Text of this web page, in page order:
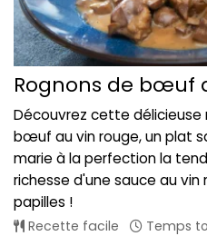
Rognons de bœuf
Découvrez cette
bœuf au vin rouge, un plat
marie à la perfection la
richesse d'une sauce au vin
papilles !
Recette facile Temps